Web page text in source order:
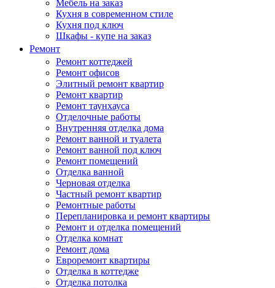
Мебель на заказ
Кухня в современном стиле
Кухня под ключ
Шкафы - купе на заказ
Ремонт
Ремонт коттеджей
Ремонт офисов
Элитный ремонт квартир
Ремонт квартир
Ремонт таунхауса
Отделочные работы
Внутренняя отделка дома
Ремонт ванной и туалета
Ремонт ванной под ключ
Ремонт помещений
Отделка ванной
Черновая отделка
Частный ремонт квартир
Ремонтные работы
Перепланировка и ремонт квартиры
Ремонт и отделка помещений
Отделка комнат
Ремонт дома
Евроремонт квартиры
Отделка в коттедже
Отделка потолка